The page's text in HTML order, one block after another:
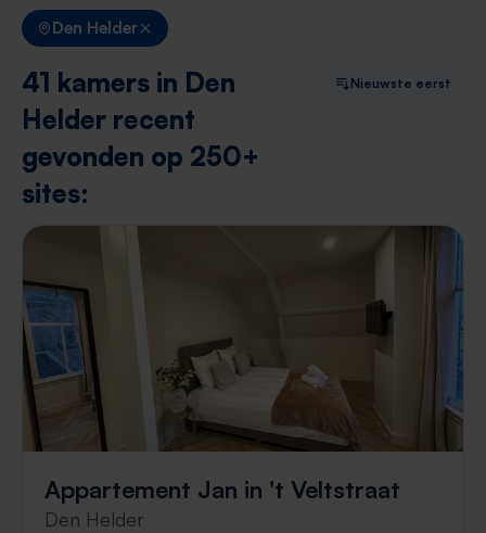
Den Helder
41 kamers in Den
Helder recent
gevonden op 250+
sites:
Nieuwste eerst
Appartement Jan in 't Veltstraat
Den Helder